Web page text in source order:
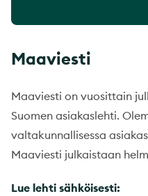
Maaviesti
Maaviesti on vuosittain
Suomen asiakaslehti.
valtakunnallisessa
Maaviesti julkaistaan
Lue lehti sähköisesti: